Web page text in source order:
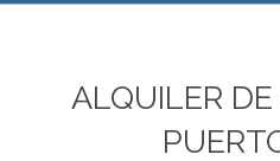
ALQUILER